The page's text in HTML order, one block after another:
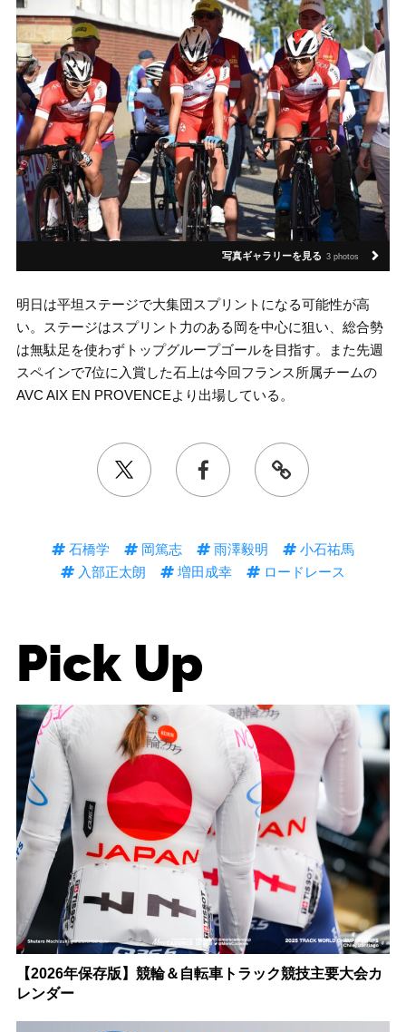
写真ギャラリーを見る 3 photos
明日は平坦ステージで大集団スプリントになる可能性が高
い。ステージはスプリント力のある岡を中心に狙い、総合勢
は無駄足を使わずトップグループゴールを目指す。また先週
スペインで7位に入賞した石上は今回フランス所属チームの
AVC AIX EN PROVENCEより出場している。
石橋学 岡篤志 雨澤毅明
小石祐馬
入部正太朗
増田成幸 ロードレース
Pick Up
【2026年保存版】競輪＆自転車トラック競技主要大会カ
レンダー